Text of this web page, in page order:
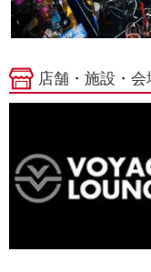
店舗・施設・会